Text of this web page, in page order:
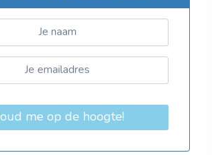
me op de hoogte!